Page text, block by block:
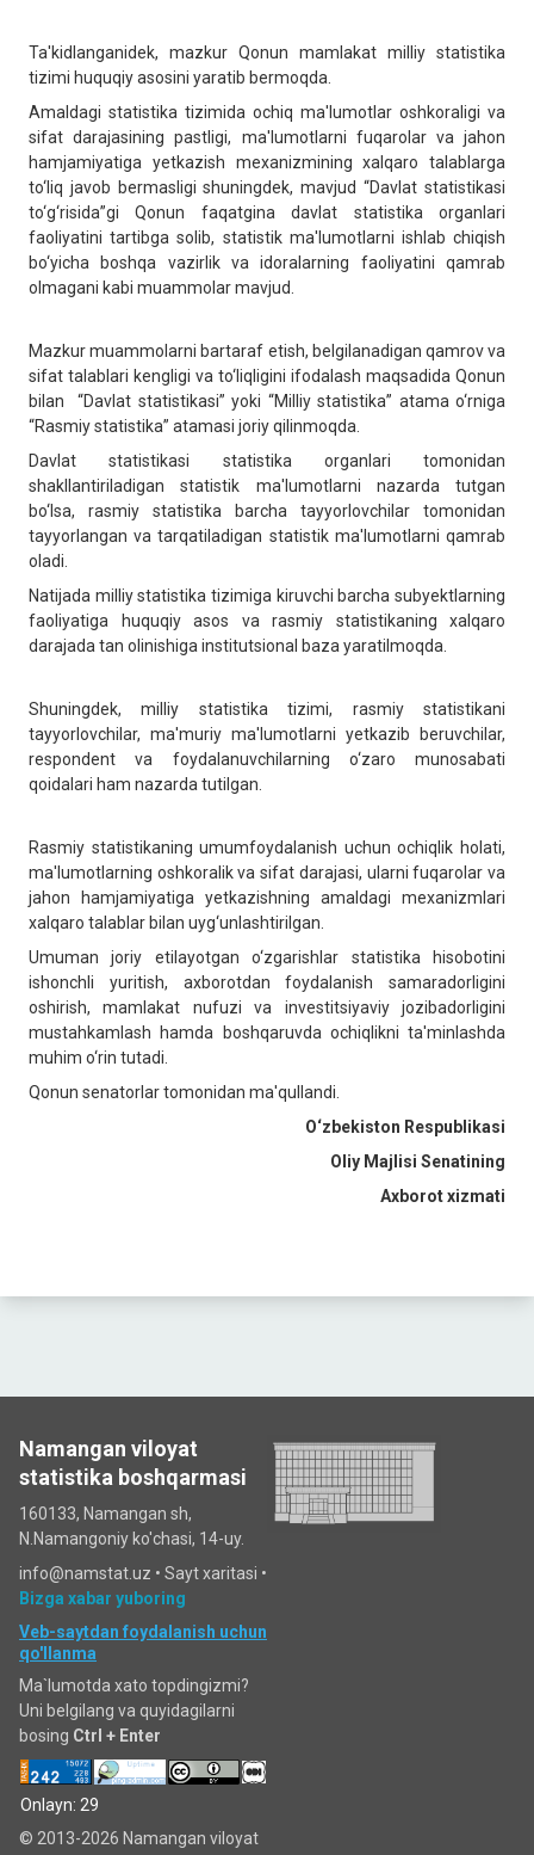
Ta'kidlanganidek, mazkur Qonun mamlakat milliy statistika
tizimi huquqiy asosini yaratib bermoqda.
Amaldagi statistika tizimida ochiq ma'lumotlar oshkoraligi va
sifat darajasining pastligi, ma'lumotlarni fuqarolar va jahon
hamjamiyatiga yetkazish mexanizmining xalqaro talablarga
to‘liq javob bermasligi shuningdek, mavjud “Davlat statistikasi
to‘g‘risida”gi Qonun faqatgina davlat statistika organlari
faoliyatini tartibga solib, statistik ma'lumotlarni ishlab chiqish
bo‘yicha boshqa vazirlik va idoralarning faoliyatini qamrab
olmagani kabi muammolar mavjud.
Mazkur muammolarni bartaraf etish, belgilanadigan qamrov va
sifat talablari kengligi va to‘liqligini ifodalash maqsadida Qonun
bilan “Davlat statistikasi” yoki “Milliy statistika” atama o‘rniga
“Rasmiy statistika” atamasi joriy qilinmoqda.
Davlat statistikasi statistika organlari tomonidan
shakllantiriladigan statistik ma'lumotlarni nazarda tutgan
bo‘lsa, rasmiy statistika barcha tayyorlovchilar tomonidan
tayyorlangan va tarqatiladigan statistik ma'lumotlarni qamrab
oladi.
Natijada milliy statistika tizimiga kiruvchi barcha subyektlarning
faoliyatiga huquqiy asos va rasmiy statistikaning xalqaro
darajada tan olinishiga institutsional baza yaratilmoqda.
Shuningdek, milliy statistika tizimi, rasmiy statistikani
tayyorlovchilar, ma'muriy ma'lumotlarni yetkazib beruvchilar,
respondent va foydalanuvchilarning o‘zaro munosabati
qoidalari ham nazarda tutilgan.
Rasmiy statistikaning umumfoydalanish uchun ochiqlik holati,
ma'lumotlarning oshkoralik va sifat darajasi, ularni fuqarolar va
jahon hamjamiyatiga yetkazishning amaldagi mexanizmlari
xalqaro talablar bilan uyg‘unlashtirilgan.
Umuman joriy etilayotgan o‘zgarishlar statistika hisobotini
ishonchli yuritish, axborotdan foydalanish samaradorligini
oshirish, mamlakat nufuzi va investitsiyaviy jozibadorligini
mustahkamlash hamda boshqaruvda ochiqlikni ta'minlashda
muhim o‘rin tutadi.
Qonun senatorlar tomonidan ma'qullandi.
O‘zbekiston Respublikasi
Oliy Majlisi Senatining
Axborot xizmati
Namangan viloyat
statistika boshqarmasi
160133, Namangan sh,
N.Namangoniy ko'chasi, 14-uy.
info@namstat.uz • Sayt xaritasi •
Bizga xabar yuboring
Veb-saytdan foydalanish uchun
qo'llanma
Ma`lumotda xato topdingizmi?
Uni belgilang va quyidagilarni
bosing Ctrl + Enter
Onlayn: 29
© 2013-2026 Namangan viloyat